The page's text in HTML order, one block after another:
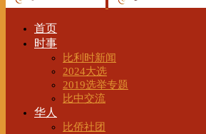
首页
时事
比利时新闻
2024大选
2019选举专题
比中交流
华人
比侨社团